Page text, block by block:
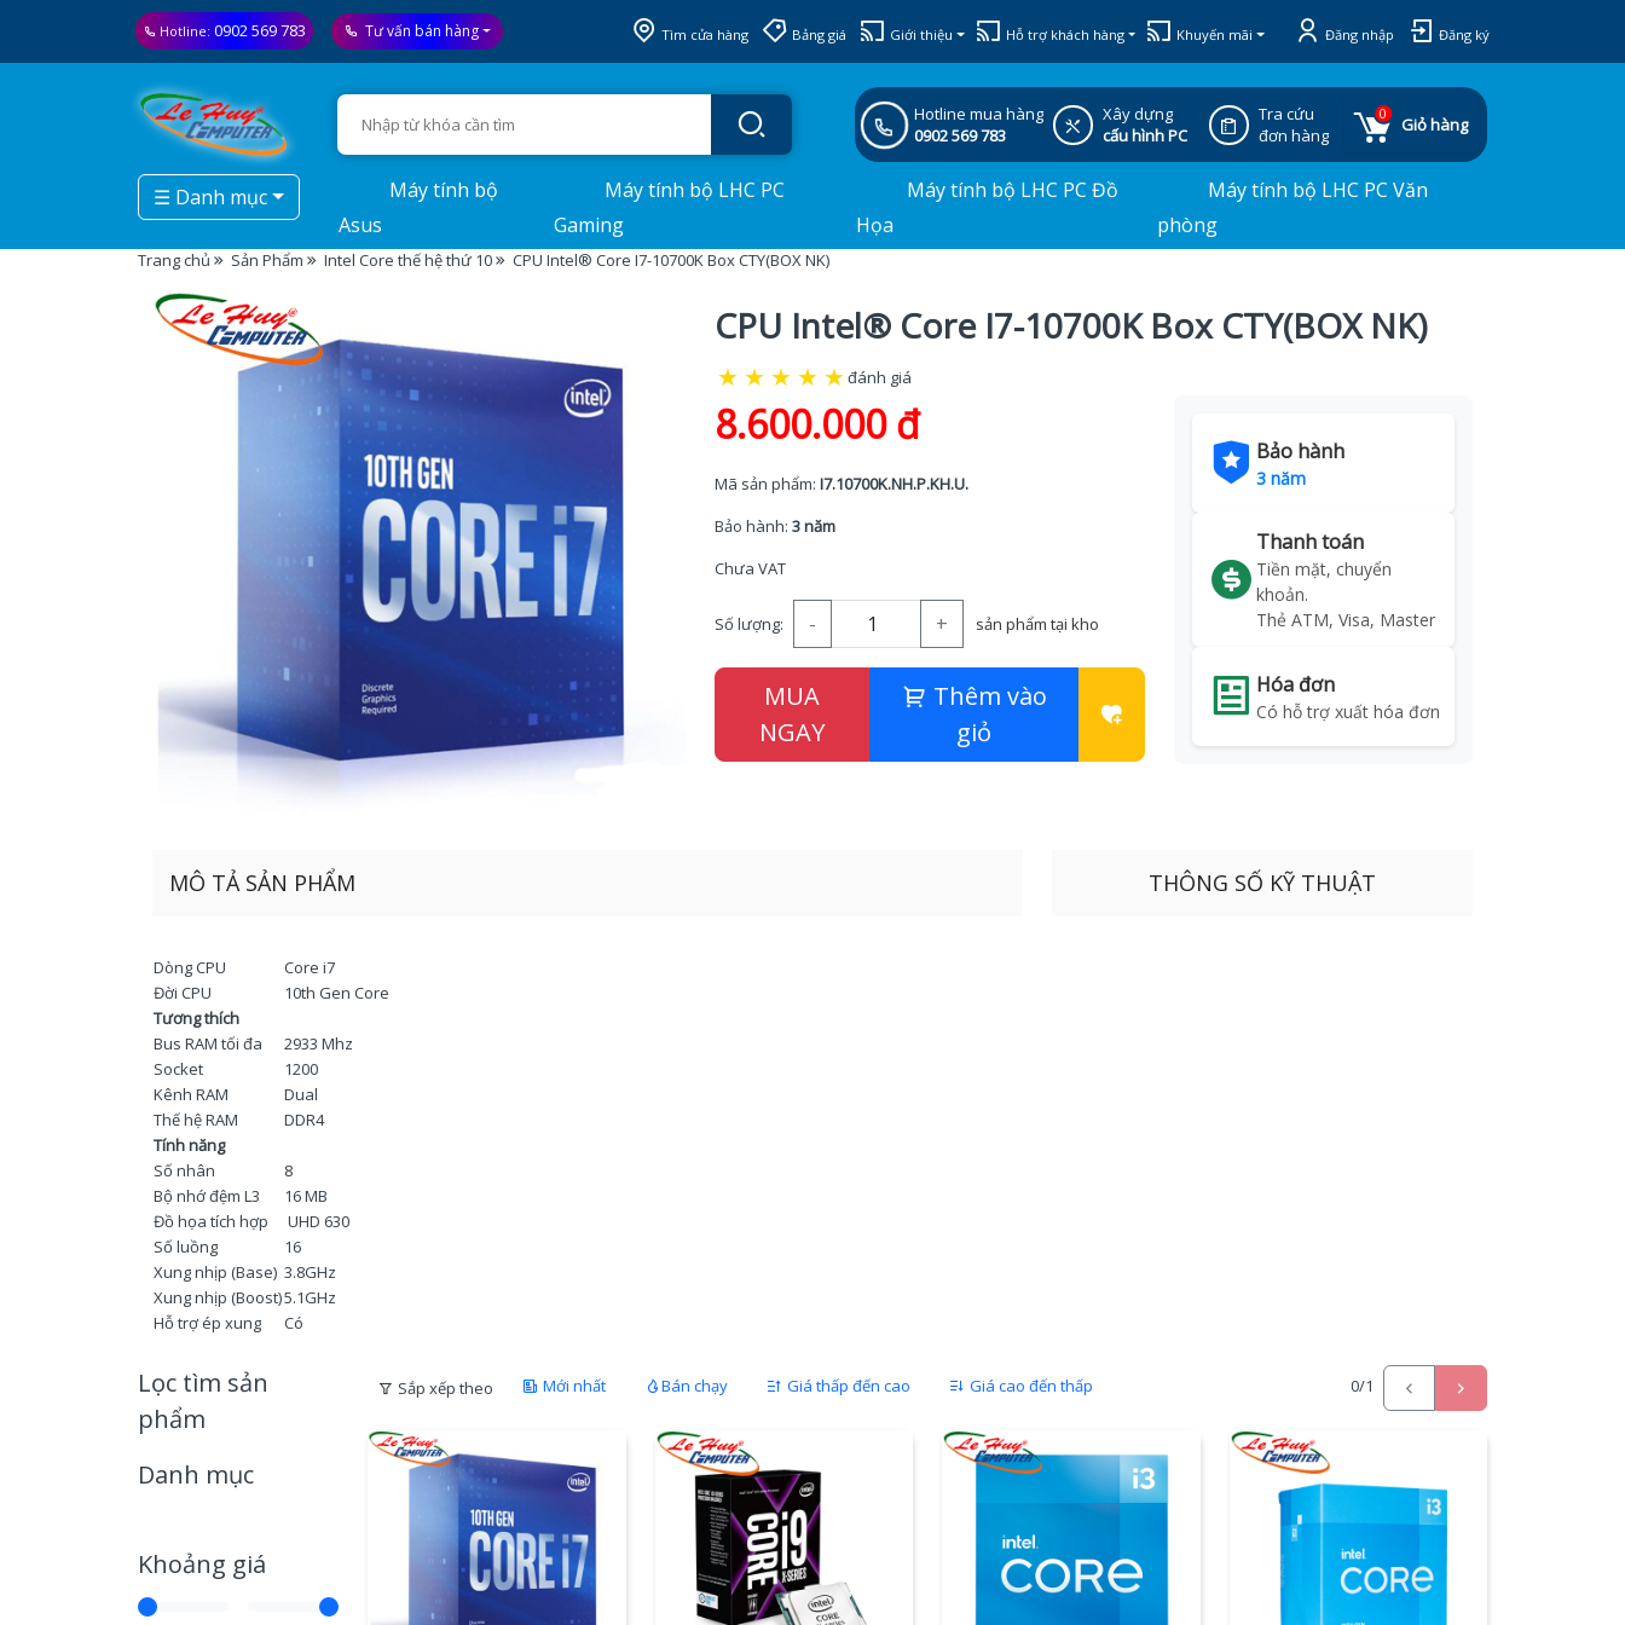
Hotline: 0902 569 783 Tư vấn bán hàng Tìm cửa hàng Bảng giá Giới thiệu Hỗ trợ khách hàng Khuyến mãi Đăng nhập Đăng ký
Hotline mua hàng
0902 569 783
Xây dựng
cấu hình PC
Tra cứu
đơn hàng
0
Giỏ hàng
☰ Danh mục
Máy tính bộ
Asus
Máy tính bộ LHC PC
Gaming
Máy tính bộ LHC PC Đồ
Họa
Máy tính bộ LHC PC Văn
phòng
Trang chủ Sản Phẩm Intel Core thế hệ thứ 10 CPU Intel® Core I7-10700K Box CTY(BOX NK)
CPU Intel® Core I7-10700K Box CTY(BOX NK)
★ ★ ★ ★ ★đánh giá
8.600.000 đ
Mã sản phẩm: I7.10700K.NH.P.KH.U.
Bảo hành: 3 năm
Chưa VAT
Số lượng: - + sản phẩm tại kho
MUA
NGAY
Thêm vào
giỏ
Bảo hành
3 năm
Thanh toán
Tiền mặt, chuyển
khoản.
Thẻ ATM, Visa, Master
Hóa đơn
Có hỗ trợ xuất hóa đơn
MÔ TẢ SẢN PHẨM
Dòng CPU
Core i7
Đời CPU
10th Gen Core
Tương thích
Bus RAM tối đa
2933 Mhz
Socket
1200
Kênh RAM
Dual
Thế hệ RAM
DDR4
Tính năng
Số nhân
8
Bộ nhớ đệm L3
16 MB
Đồ họa tích hợp
UHD 630
Số luồng
16
Xung nhịp (Base) 3.8GHz
Xung nhịp (Boost)5.1GHz
Hỗ trợ ép xung
Có
THÔNG SỐ KỸ THUẬT
Lọc tìm sản
phẩm
Danh mục
Khoảng giá
Sắp xếp theo Mới nhất Bán chạy Giá thấp đến cao Giá cao đến thấp 0/1